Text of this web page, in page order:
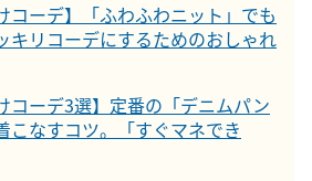
コーデ】「ふわふわニット」でも
キリコーデにするためのおしゃれ
コーデ3選】定番の「デニムパン
こなすコツ。「すぐマネでき